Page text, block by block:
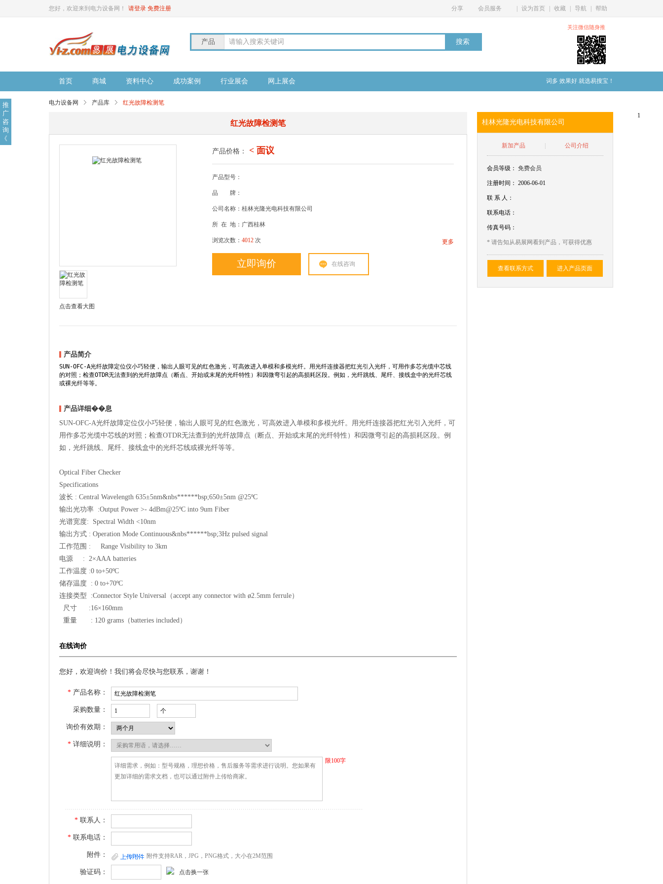
您好，欢迎来到电力设备网！ 请登录 免费注册 分享 会员服务 设为首页 收藏 导航 帮助
产品 请输入搜索关键词
关注微信随身推
首页 商城 资料中心 成功案例 行业展会 网上展会 词多 效果好 就选易搜宝！
电力设备网 产品库 红光故障检测笔
红光故障检测笔
点击查看大图
产品价格： < 面议
产品型号：
品 牌：
公司名称：桂林光隆光电科技有限公司
所 在 地：广西桂林
浏览次数： 4012 次 更多
立即询价 在线咨询
产品简介
SUN-OFC-A光纤故障定位仪小巧轻便，输出人眼可见的红色激光，可高效进入单模和多模光纤。用光纤连接器把红光引入光纤，可用作多芯光缆中芯线
的对照；检查OTDR无法查到的光纤故障点（断点、开始或末尾的光纤特性）和因微弯引起的高损耗区段。例如，光纤跳线、尾纤、接线盒中的光纤芯线
或裸光纤等等。
产品详细��息
SUN-OFC-A光纤故障定位仪小巧轻便，输出人眼可见的红色激光，可高效进入单模和多模光纤。用光纤连接器把红光引入光纤，可
用作多芯光缆中芯线的对照；检查OTDR无法查到的光纤故障点（断点、开始或末尾的光纤特性）和因微弯引起的高损耗区段。例
如，光纤跳线、尾纤、接线盒中的光纤芯线或裸光纤等等。
Optical Fiber Checker
Specifications
波长 : Central Wavelength 635±5nm&nbs******bsp;650±5nm @25ºC
输出光功率 :Output Power >- 4dBm@25ºC into 9um Fiber
光谱宽度: Spectral Width <10nm
输出方式 : Operation Mode Continuous&nbs******bsp;3Hz pulsed signal
工作范围 : Range Visibility to 3km
电源 : 2×AAA batteries
工作温度 :0 to+50ºC
储存温度 : 0 to+70ºC
连接类型 :Connector Style Universal（accept any connector with ø2.5mm ferrule）
尺寸 :16×160mm
重量 : 120 grams（batteries included）
在线询价
您好，欢迎询价！我们将会尽快与您联系，谢谢！
* 产品名称：
采购数量：
询价有效期：
* 详细说明：
限100字
* 联系人：
* 联系电话：
附件： 附件支持RAR，JPG，PNG格式，大小在2M范围
验证码： 点击换一张
桂林光隆光电科技有限公司
新加产品 公司介绍
会员等级：免费会员
注册时间： 2006-06-01
联 系 人：
联系电话：
传真号码：
* 请告知从易展网看到产品，可获得优惠
查看联系方式 进入产品页面
推
广
咨
询
《
1